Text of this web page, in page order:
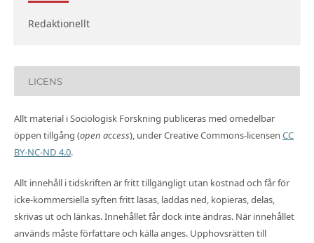
Redaktionellt
LICENS
Allt material i Sociologisk Forskning publiceras med omedelbar
öppen tillgång (open access), under Creative Commons-licensen CC
BY-NC-ND 4.0.
Allt innehåll i tidskriften är fritt tillgängligt utan kostnad och får för
icke-kommersiella syften fritt läsas, laddas ned, kopieras, delas,
skrivas ut och länkas. Innehållet får dock inte ändras. När innehållet
används måste författare och källa anges. Upphovsrätten till